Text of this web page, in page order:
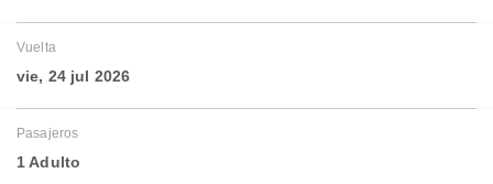
Vuelta
vie, 24 jul 2026
Pasajeros
1 Adulto